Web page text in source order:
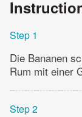
Step 1
Die Bananen
Rum mit einer
Step 2